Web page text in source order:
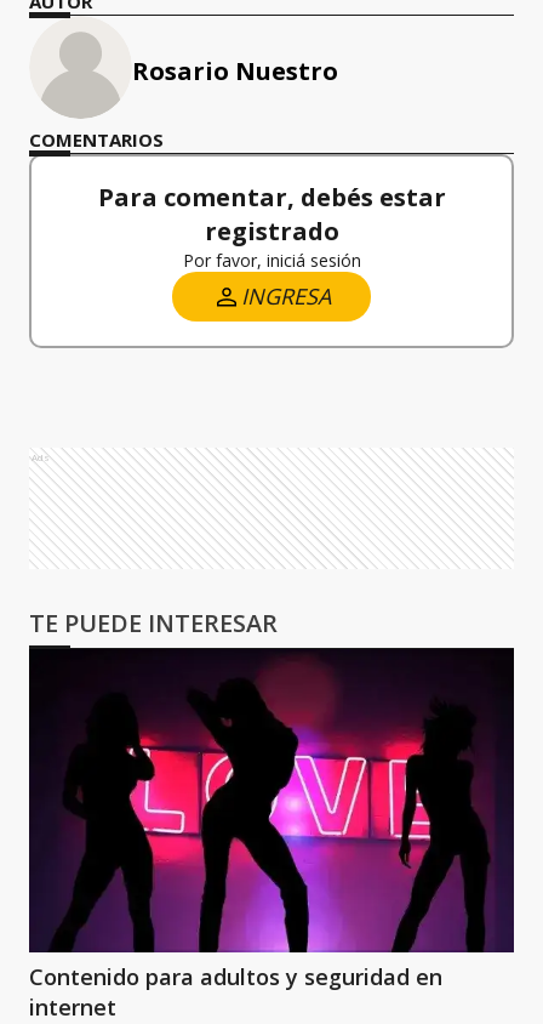
Rosario Nuestro
COMENTARIOS
Para comentar, debés estar
registrado
Por favor, iniciá sesión
INGRESA
Ads
TE PUEDE INTERESAR
Contenido para adultos y seguridad en
internet